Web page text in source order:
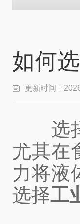
如何
更新时间：
选择
尤其在
力将液
选择工